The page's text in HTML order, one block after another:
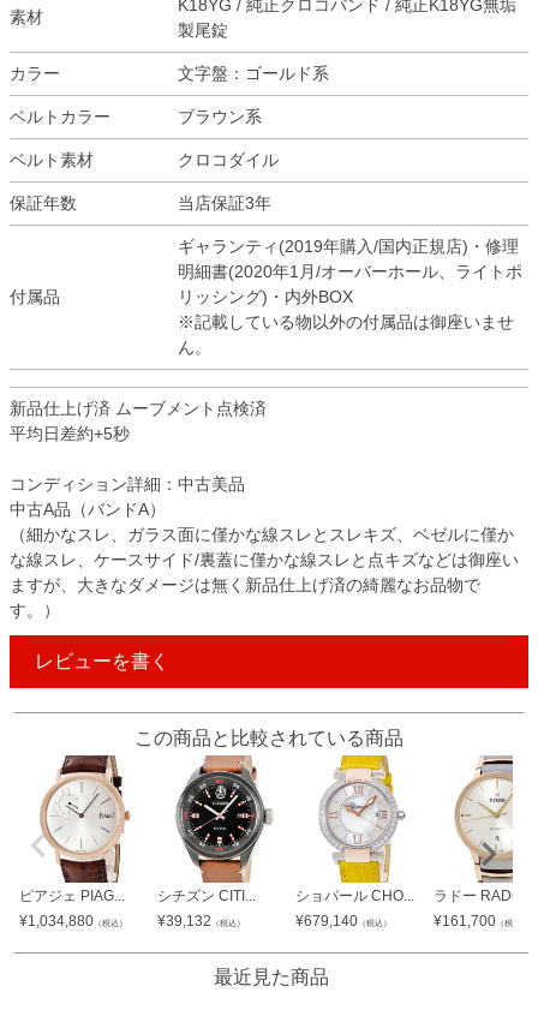
素材
K18YG / 純正クロコバンド / 純正K18YG無垢
製尾錠
カラー 文字盤：ゴールド系
ベルトカラー ブラウン系
ベルト素材 クロコダイル
保証年数 当店保証3年
付属品
ギャランティ(2019年購入/国内正規店)・修理
明細書(2020年1月/オーバーホール、ライトポ
リッシング)・内外BOX
※記載している物以外の付属品は御座いませ
ん。
新品仕上げ済 ムーブメント点検済
平均日差約+5秒
コンディション詳細：中古美品
中古A品（バンドA）
（細かなスレ、ガラス面に僅かな線スレとスレキズ、ベゼルに僅か
な線スレ、ケースサイド/裏蓋に僅かな線スレと点キズなどは御座い
ますが、大きなダメージは無く新品仕上げ済の綺麗なお品物で
す。）
レビューを書く
この商品と比較されている商品
ピアジェ PIAG...
¥1,034,880 （税込）
シチズン CITI...
¥39,132 （税込）
ショパール CHO...
¥679,140 （税込）
ラドー RADO ...
¥161,700 （税込）
最近見た商品